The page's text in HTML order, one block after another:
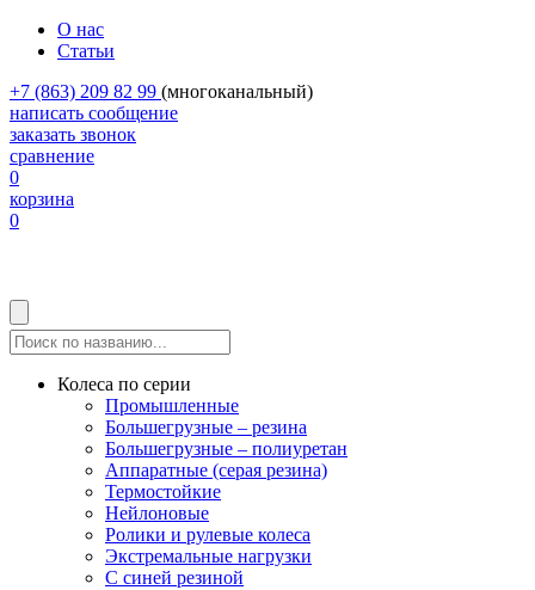
О нас
Статьи
+7 (863) 209 82 99 (многоканальный)
написать сообщение
заказать звонок
сравнение
0
корзина
0
Колеса по серии
Промышленные
Большегрузные – резина
Большегрузные – полиуретан
Аппаратные (серая резина)
Термостойкие
Нейлоновые
Ролики и рулевые колеса
Экстремальные нагрузки
С синей резиной